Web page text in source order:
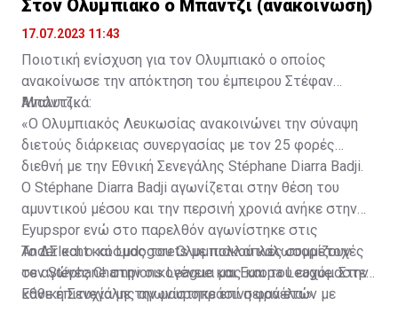
Στον Ολυμπιακό ο Μπάντζι (ανακοίνωση)
17.07.2023 11:43
Ποιοτική ενίσχυση για τον Ολυμπιακό ο οποίος
ανακοίνωσε την απόκτηση του έμπειρου Στέφαν
Μπάντζι.
Αναλυτικά:
«Ο Ολυμπιακός Λευκωσίας ανακοινώνει την σύναψη
διετούς διάρκειας συνεργασίας με τον 25 φορές
διεθνή με την Εθνική Σενεγάλης Stéphane Diarra Badji.
Ο Stéphane Diarra Badji αγωνίζεται στην θέση του
αμυντικού μέσου και την περσινή χρονιά ανήκε στην
Eyupspor ενώ στο παρελθόν αγωνίστηκε στις
Anderlecht και Ludogorets με πολλαπλές συμμετοχές
σε αγώνες Champions League και Europa League. Στην
Εθνική Σενεγάλης αγωνίστηκε επί σειρά ετών με
Το ΔΣ και ο κόσμος του Ολυμπιακού καλωσορίζουν
τον Stéphane στην οικογένεια μας και του ευχόμαστε
κάθε επιτυχία με την μαυροπράσινη φανέλα.»